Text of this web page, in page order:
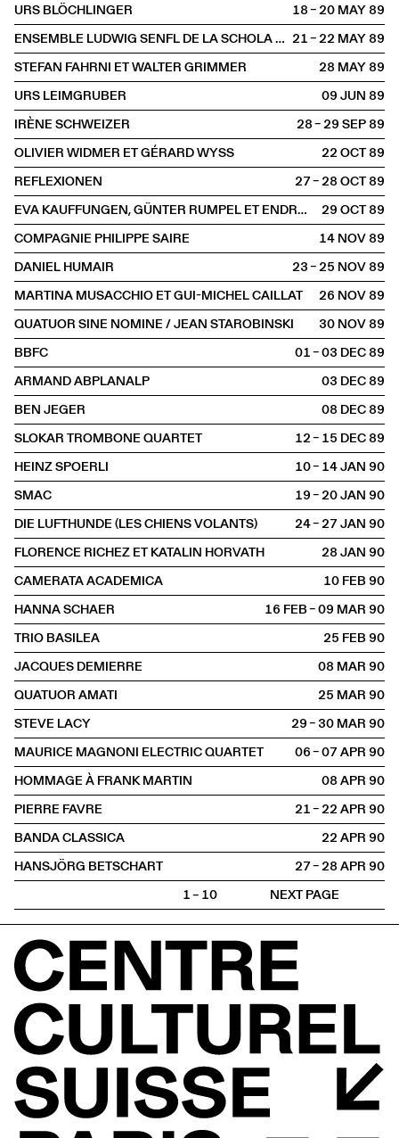
URS BLÖCHLINGER
18 – 20 MAY1989
ENSEMBLE LUDWIG SENFL DE LA SCHOLA CANTORUM BASILIENSIS 21 – 22 MAY1989
STEFAN FAHRNI ET WALTER GRIMMER
28 MAY1989
URS LEIMGRUBER
09 JUN1989
IRÈNE SCHWEIZER
28 – 29 SEP1989
OLIVIER WIDMER ET GÉRARD WYSS
22 OCT1989
REFLEXIONEN
27 – 28 OCT1989
EVA KAUFFUNGEN, GÜNTER RUMPEL ET ENDRE GURAN
29 OCT1989
COMPAGNIE PHILIPPE SAIRE
14 NOV1989
DANIEL HUMAIR
23 – 25 NOV1989
MARTINA MUSACCHIO ET GUI-MICHEL CAILLAT
26 NOV1989
QUATUOR SINE NOMINE / JEAN STAROBINSKI
30 NOV1989
BBFC
01 – 03 DEC1989
ARMAND ABPLANALP
03 DEC1989
BEN JEGER
08 DEC1989
SLOKAR TROMBONE QUARTET
12 – 15 DEC1989
HEINZ SPOERLI
10 – 14 JAN1990
SMAC
19 – 20 JAN1990
DIE LUFTHUNDE (LES CHIENS VOLANTS)
24 – 27 JAN1990
FLORENCE RICHEZ ET KATALIN HORVATH
28 JAN1990
CAMERATA ACADEMICA
10 FEB1990
HANNA SCHAER
16 FEB – 09 MAR1990
TRIO BASILEA
25 FEB1990
JACQUES DEMIERRE
08 MAR1990
QUATUOR AMATI
25 MAR1990
STEVE LACY
29 – 30 MAR1990
MAURICE MAGNONI ELECTRIC QUARTET
06 – 07 APR1990
HOMMAGE À FRANK MARTIN
08 APR1990
PIERRE FAVRE
21 – 22 APR1990
BANDA CLASSICA
22 APR1990
HANSJÖRG BETSCHART
27 – 28 APR1990
1 – 10
NEXT PAGE